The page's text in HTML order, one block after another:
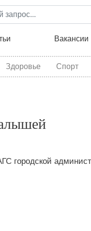
Вакансии
Здоровье Спорт
городской